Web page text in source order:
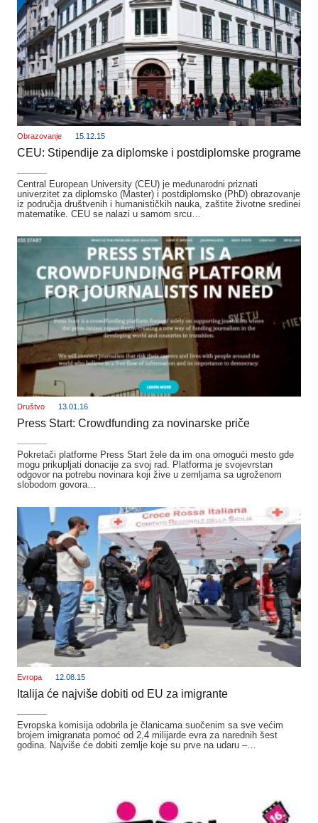
Obrazovanje 15.12.15
CEU: Stipendije za diplomske i postdiplomske programe
Central European University (CEU) je međunarodni priznati
univerzitet za diplomsko (Master) i postdiplomsko (PhD) obrazovanje
iz područja društvenih i humanističkih nauka, zaštite životne sredinei
matematike. CEU se nalazi u samom srcu…
Društvo 13.01.16
Press Start: Crowdfunding za novinarske priče
Pokretači platforme Press Start žele da im ona omogući mesto gde
mogu prikupljati donacije za svoj rad. Platforma je svojevrstan
odgovor na potrebu novinara koji žive u zemljama sa ugroženom
slobodom govora…
Evropa 12.08.15
Italija će najviše dobiti od EU za imigrante
Evropska komisija odobrila je članicama suočenim sa sve većim
brojem imigranata pomoć od 2,4 milijarde evra za narednih šest
godina. Najviše će dobiti zemlje koje su prve na udaru –…